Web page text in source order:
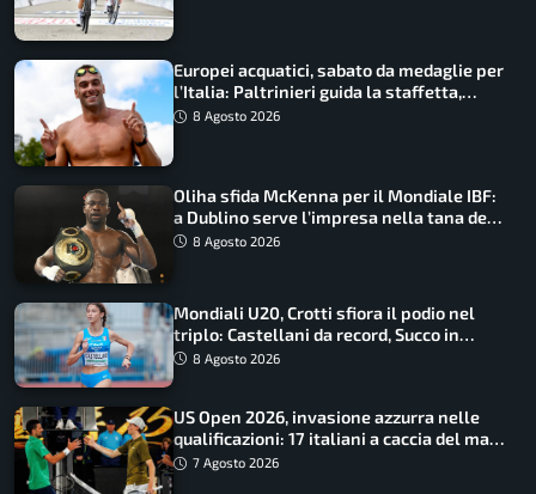
Europei acquatici, sabato da medaglie per
l’Italia: Paltrinieri guida la staffetta,
Barnabà sogna l’oro dalle grandi altezze
8 Agosto 2026
Oliha sfida McKenna per il Mondiale IBF:
a Dublino serve l’impresa nella tana del
lupo8 Agosto 2026
Mondiali U20, Crotti sfiora il podio nel
triplo: Castellani da record, Succo in
finale
8 Agosto 2026
US Open 2026, invasione azzurra nelle
qualificazioni: 17 italiani a caccia del main
draw7 Agosto 2026